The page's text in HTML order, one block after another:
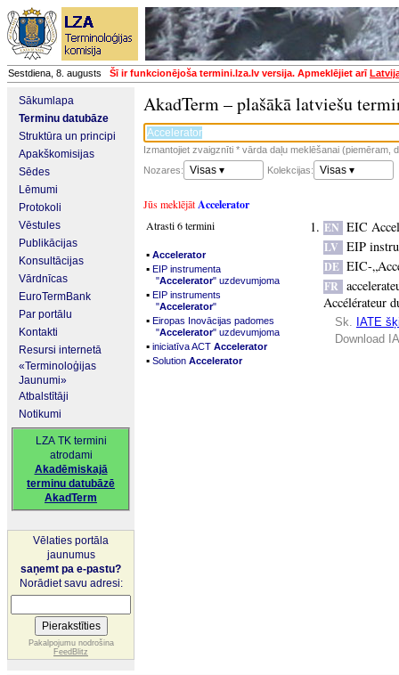
Sestdiena, 8. augusts Šī ir funkcionējoša termini.lza.lv versija. Apmeklējiet arī
Sākumlapa
Terminu datubāze
Struktūra un principi
Apakškomisijas
Sēdes
Lēmumi
Protokoli
Vēstules
Publikācijas
Konsultācijas
Vārdnīcas
EuroTermBank
Par portālu
Kontakti
Resursi internetā
«Terminoloģijas
Jaunumi»
Atbalstītāji
Notikumi
LZA TK termini
atrodami
Akadēmiskajā
terminu datubāzē
AkadTerm
Vēlaties portāla
jaunumus
saņemt pa e-pastu?
Norādiet savu adresi:
Pakalpojumu nodrošina
FeedBlitz
AkadTerm – plašākā latviešu
Izmantojiet zvaigznīti * vārda daļu meklēšanai (piemēram,
Nozares:
Visas ▾ Kolekcijas: Visas ▾
Jūs meklējātAccelerator
Atrasti 6 termini
▪ Accelerator
▪ EIP instrumenta
"Accelerator" uzdevumjoma
▪ EIP instruments
"Accelerator"
▪ Eiropas Inovācijas padomes
"Accelerator" uzdevumjoma
▪ iniciatīva ACT Accelerator
▪ Solution Accelerator
EN EIC
LV EIP
DE EIC-
FR
Accélérateur
Sk. IATE
Download